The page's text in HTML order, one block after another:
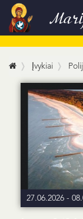
Įvykiai
27.06.2026 -